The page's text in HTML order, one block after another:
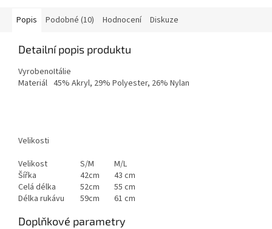
Popis Podobné (10) Hodnocení Diskuze
Detailní popis produktu
VyrobenoItálie
Materiál 45% Akryl, 29% Polyester, 26% Nylan
Velikosti
Velikost
S/M
M/L
Šířka
42cm
43 cm
Celá délka
52cm
55 cm
Délka rukávu
59cm 61 cm
Doplňkové parametry